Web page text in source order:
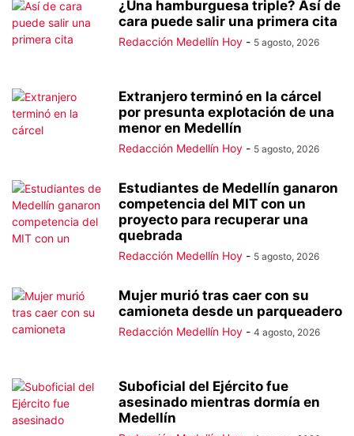
¿Una hamburguesa triple? Así de
cara puede salir una primera cita
Redacción Medellín Hoy - 5 agosto, 2026
Extranjero terminó en la cárcel
por presunta explotación de una
menor en Medellín
Redacción Medellín Hoy - 5 agosto, 2026
Estudiantes de Medellín ganaron
competencia del MIT con un
proyecto para recuperar una
quebrada
Redacción Medellín Hoy - 5 agosto, 2026
Mujer murió tras caer con su
camioneta desde un parqueadero
Redacción Medellín Hoy - 4 agosto, 2026
Suboficial del Ejército fue
asesinado mientras dormía en
Medellín